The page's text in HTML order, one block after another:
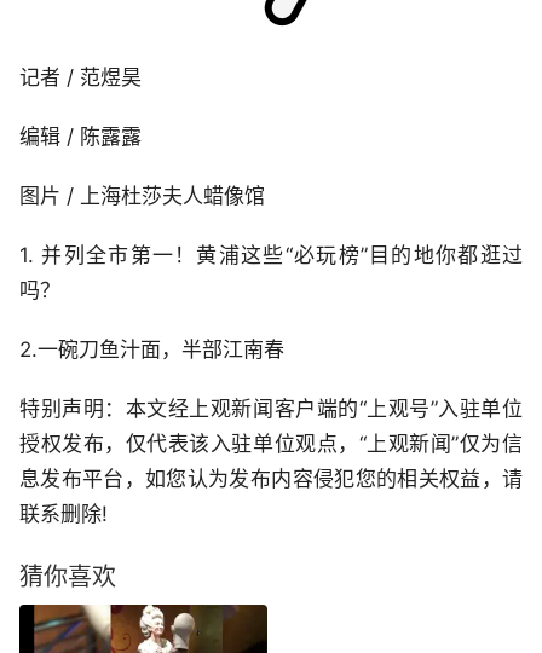
记者 / 范煜昊
编辑 / 陈露露
图片 / 上海杜莎夫人蜡像馆
1. 并列全市第一！黄浦这些“必玩榜”目的地你都逛过
吗？
2.一碗刀鱼汁面，半部江南春
特别声明：本文经上观新闻客户端的“上观号”入驻单位
授权发布，仅代表该入驻单位观点，“上观新闻”仅为信
息发布平台，如您认为发布内容侵犯您的相关权益，请
联系删除!
猜你喜欢